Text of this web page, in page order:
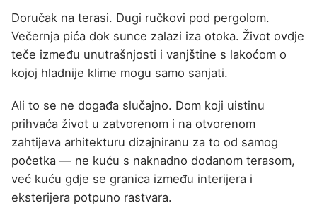
Doručak na terasi. Dugi ručkovi pod pergolom.
Večernja pića dok sunce zalazi iza otoka. Život ovdje
teče između unutrašnjosti i vanjštine s lakoćom o
kojoj hladnije klime mogu samo sanjati.
Ali to se ne događa slučajno. Dom koji uistinu
prihvaća život u zatvorenom i na otvorenom
zahtijeva arhitekturu dizajniranu za to od samog
početka — ne kuću s naknadno dodanom terasom,
već kuću gdje se granica između interijera i
eksterijera potpuno rastvara.